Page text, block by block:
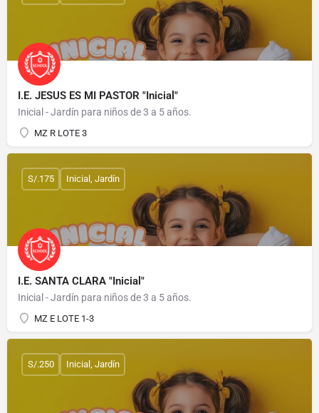
I.E. JESUS ES MI PASTOR "Inicial"
Inicial - Jardín para niños de 3 a 5 años.
MZ R LOTE 3
I.E. SANTA CLARA "Inicial"
Inicial - Jardín para niños de 3 a 5 años.
MZ E LOTE 1-3
S/.175 Inicial, Jardín
S/.250 Inicial, Jardín